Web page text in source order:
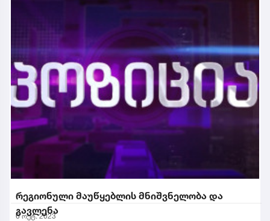
რეგიონული მაუწყებლის მნიშვნელობა და
გავლენა
6 ოქტ. 2023